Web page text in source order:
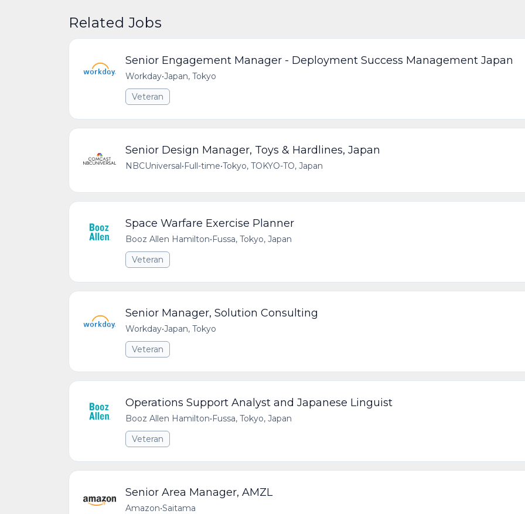
Related Jobs
Senior Engagement Manager - Deployment Success Management Japan
Workday•Japan, Tokyo
Veteran
Senior Design Manager, Toys & Hardlines, Japan
NBCUniversal•Full-time•Tokyo, TOKYO-TO, Japan
Space Warfare Exercise Planner
Booz Allen Hamilton•Fussa, Tokyo, Japan
Veteran
Senior Manager, Solution Consulting
Workday•Japan, Tokyo
Veteran
Operations Support Analyst and Japanese Linguist
Booz Allen Hamilton•Fussa, Tokyo, Japan
Veteran
Senior Area Manager, AMZL
Amazon•Saitama